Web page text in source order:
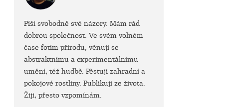
Píši svobodně své názory. Mám rád
dobrou společnost. Ve svém volném
čase fotím přírodu, věnuji se
abstraktnímu a experimentálnímu
umění, též hudbě. Pěstuji zahradní a
pokojové rostliny. Publikuji ze života.
Žiji, přesto vzpomínám.